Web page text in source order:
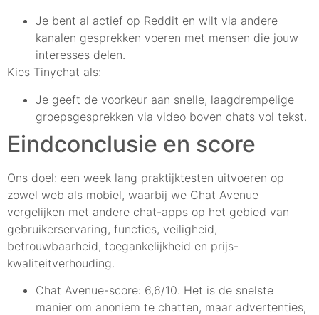
Je bent al actief op Reddit en wilt via andere
kanalen gesprekken voeren met mensen die jouw
interesses delen.
Kies Tinychat als:
Je geeft de voorkeur aan snelle, laagdrempelige
groepsgesprekken via video boven chats vol tekst.
Eindconclusie en score
Ons doel: een week lang praktijktesten uitvoeren op
zowel web als mobiel, waarbij we Chat Avenue
vergelijken met andere chat-apps op het gebied van
gebruikerservaring, functies, veiligheid,
betrouwbaarheid, toegankelijkheid en prijs-
kwaliteitverhouding.
Chat Avenue-score: 6,6/10. Het is de snelste
manier om anoniem te chatten, maar advertenties,